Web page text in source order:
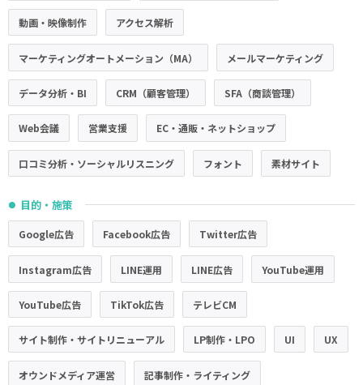
動画・映像制作 アクセス解析
マーケティングオートメーション（MA） メールマーケティング
データ分析・BI CRM（顧客管理） SFA（商談管理）
Web会議 営業支援 EC・通販・ネットショップ
口コミ分析・ソーシャルリスニング フォント 素材サイト
● 目的・施策
Google広告 Facebook広告 Twitter広告
Instagram広告 LINE運用 LINE広告 YouTube運用
YouTube広告 TikTok広告 テレビCM
サイト制作・サイトリニューアル LP制作・LPO UI UX
オウンドメディア運営 記事制作・ライティング